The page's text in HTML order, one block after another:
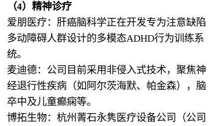
（4）精神诊疗
爱朋医疗：肝癌脑科学正在开发专为注意缺陷
多动障碍人群设计的多模态ADHD行为训练系
统。
麦迪德：公司目前采用非侵入式技术，聚焦神
经退行性疾病（如阿尔茨海默、帕金森），脑
卒中及儿童癫痫等。
博拓生物：杭州菁石永隽医疗设备公司（公司